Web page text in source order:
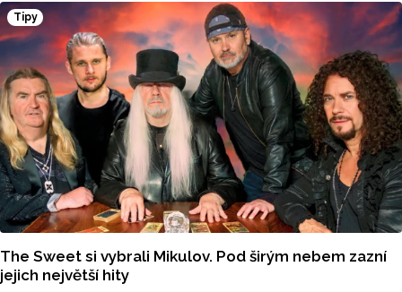
Tipy
The Sweet si vybrali Mikulov. Pod širým nebem zazní
jejich největší hity